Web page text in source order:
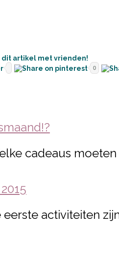
dit artikel met vrienden!
0
cadeaus moeten
activiteiten